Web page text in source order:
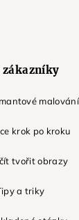
zákazníky
malování
krok po kroku
tvořit obrazy
a triky